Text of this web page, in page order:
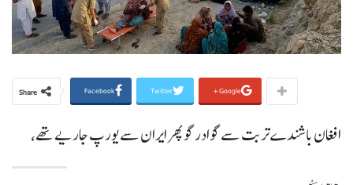
Share Facebook Twitter Google+
افغان باشندے تربت سے گوادر گو پھر ایران سے یورپ جاریے تھے،